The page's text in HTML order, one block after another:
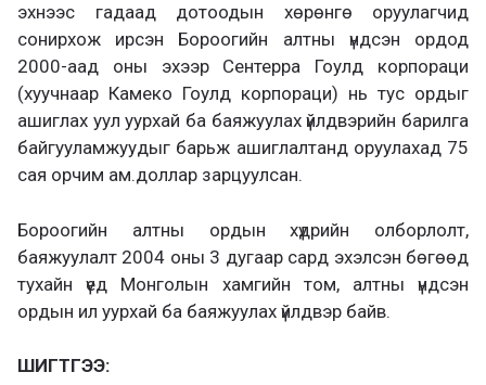
эхнээс гадаад дотоодын хөрөнгө оруулагчид
сонирхож ирсэн Бороогийн алтны үндсэн ордод
2000-аад оны эхээр Сентерра Гоулд корпораци
(хуучнаар Камеко Гоулд корпораци) нь тус ордыг
ашиглах уул уурхай ба баяжуулах үйлдвэрийн барилга
байгууламжуудыг барьж ашиглалтанд оруулахад 75
сая орчим ам.доллар зарцуулсан.
Бороогийн алтны ордын хүдрийн олборлолт,
баяжуулалт 2004 оны 3 дугаар сард эхэлсэн бөгөөд
тухайн үед Монголын хамгийн том, алтны үндсэн
ордын ил уурхай ба баяжуулах үйлдвэр байв.
ШИГТГЭЭ: